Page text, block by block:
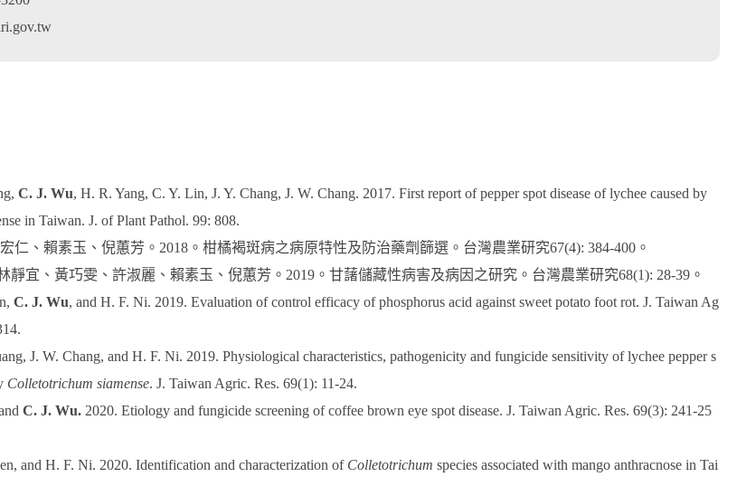
C. J. Wu, H. R. Yang, C. Y. Lin, J. Y. Chang, J. W. Chang. 2017. First report of pepper spot disease of lychee caused by
in Taiwan. J. of Plant Pathol. 99: 808.
仁、賴素玉、倪蕙芳。2018。柑橘褐斑病之病原特性及防治藥劑篩選。台灣農業研究67(4): 384-400。
靜宜、黃巧雯、許淑麗、賴素玉、倪蕙芳。2019。甘藷儲藏性病害及病因之研究。台灣農業研究68(1): 28-39。
C. J. Wu, and H. F. Ni. 2019. Evaluation of control efficacy of phosphorus acid against sweet potato foot rot. J. Taiwan Ag
J. W. Chang, and H. F. Ni. 2019. Physiological characteristics, pathogenicity and fungicide sensitivity of lychee pepper s
Colletotrichum siamense. J. Taiwan Agric. Res. 69(1): 11-24.
C. J. Wu. 2020. Etiology and fungicide screening of coffee brown eye spot disease. J. Taiwan Agric. Res. 69(3): 241-25
and H. F. Ni. 2020. Identification and characterization of Colletotrichum species associated with mango anthracnose in Tai